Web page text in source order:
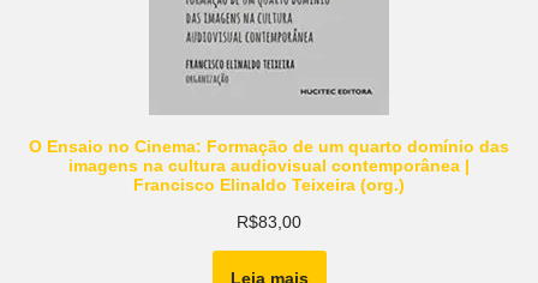
O Ensaio no Cinema: Formação de um quarto domínio das
imagens na cultura audiovisual contemporânea |
Francisco Elinaldo Teixeira (org.)
R$83,00
Leia mais